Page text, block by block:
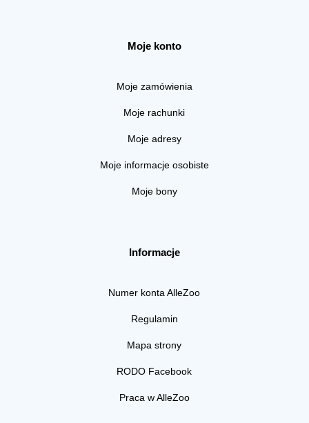
Moje konto
Moje zamówienia
Moje rachunki
Moje adresy
Moje informacje osobiste
Moje bony
Informacje
Numer konta AlleZoo
Regulamin
Mapa strony
RODO Facebook
Praca w AlleZoo